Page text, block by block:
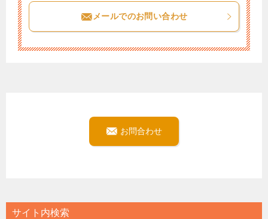
メールでのお問い合わせ
お問合わせ
サイト内検索